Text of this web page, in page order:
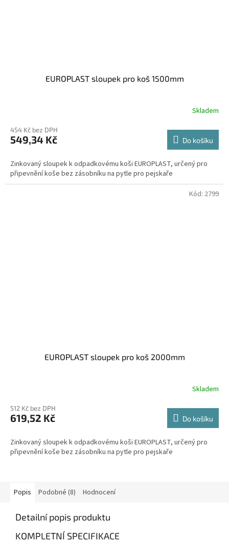
EUROPLAST sloupek pro koš 1500mm
Skladem
454 Kč bez DPH
549,34 Kč Do košíku
Zinkovaný sloupek k odpadkovému koši EUROPLAST, určený pro
připevnění koše bez zásobníku na pytle pro pejskaře
EUROPLAST sloupek pro koš 2000mm
Skladem
512 Kč bez DPH
619,52 Kč Do košíku
Zinkovaný sloupek k odpadkovému koši EUROPLAST, určený pro
připevnění koše bez zásobníku na pytle pro pejskaře
Kód: 2799
Popis Podobné (8) Hodnocení
Detailní popis produktu
KOMPLETNÍ SPECIFIKACE